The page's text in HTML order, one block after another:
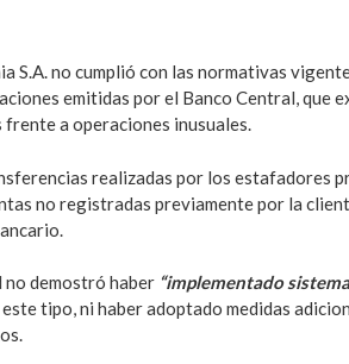
S.A. no cumplió con las normativas
emitidas por el Banco Central, que
a operaciones inusuales.
realizadas por los estafadores
no registradas previamente por la
no demostró haber “implementado
tipo, ni haber adoptado medidas